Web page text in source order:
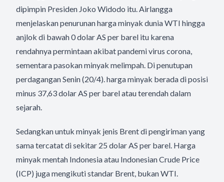
dipimpin Presiden Joko Widodo itu. Airlangga
menjelaskan penurunan harga minyak dunia WTI hingga
anjlok di bawah 0 dolar AS per barel itu karena
rendahnya permintaan akibat pandemi virus corona,
sementara pasokan minyak melimpah. Di penutupan
perdagangan Senin (20/4). harga minyak berada di posisi
minus 37,63 dolar AS per barel atau terendah dalam
sejarah.
Sedangkan untuk minyak jenis Brent di pengiriman yang
sama tercatat di sekitar 25 dolar AS per barel. Harga
minyak mentah Indonesia atau Indonesian Crude Price
(ICP) juga mengikuti standar Brent, bukan WTI.